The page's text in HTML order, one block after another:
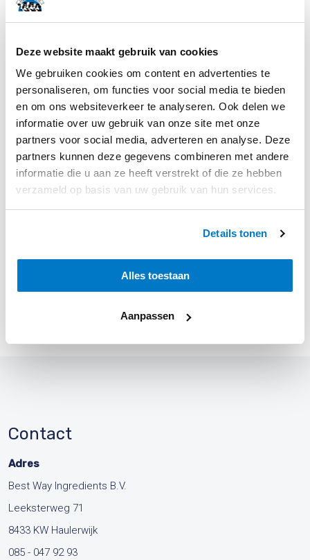
Deze website maakt gebruik van cookies
We gebruiken cookies om content en advertenties te
personaliseren, om functies voor social media te bieden
en om ons websiteverkeer te analyseren. Ook delen we
informatie over uw gebruik van onze site met onze
partners voor social media, adverteren en analyse. Deze
partners kunnen deze gegevens combineren met andere
informatie die u aan ze heeft verstrekt of die ze hebben
verzameld op basis van uw gebruik van hun services.
Details tonen
Alles toestaan
Aanpassen
af naar keuze!
Kijk regelmatig op onze website en onze Facebook en
Instagram pagina voor meer leuke recepten, winacties en
nieuwtjes!
Contact
Adres
Best Way Ingredients B.V.
Leeksterweg 71
8433 KW Haulerwijk
085 - 047 92 93